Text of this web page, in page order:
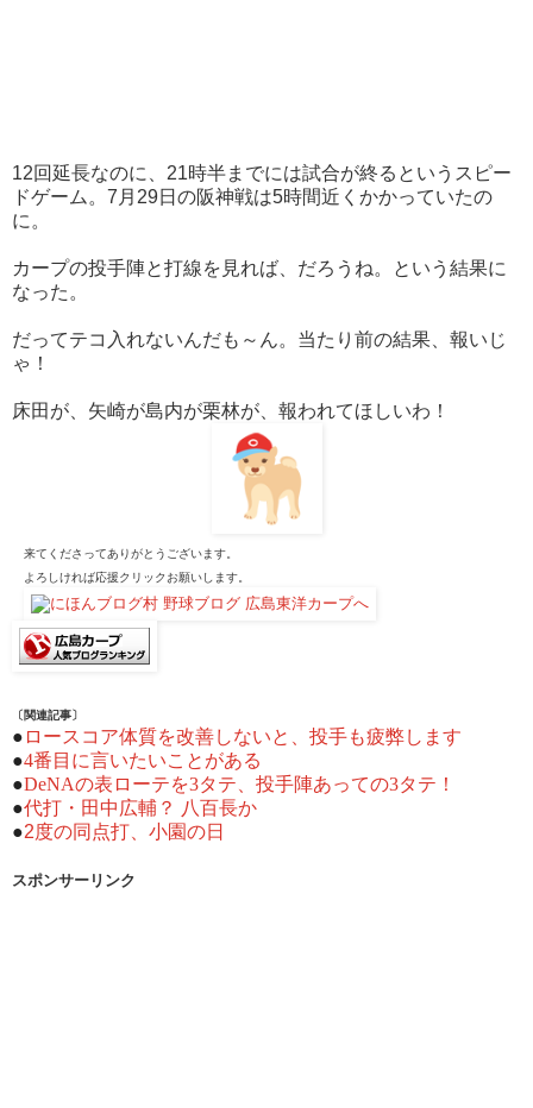
12回延長なのに、21時半までには試合が終るというスピー
ドゲーム。7月29日の阪神戦は5時間近くかかっていたの
に。
カープの投手陣と打線を見れば、だろうね。という結果に
なった。
だってテコ入れないんだも～ん。当たり前の結果、報いじ
ゃ！
床田が、矢崎が島内が栗林が、報われてほしいわ！
来てくださってありがとうございます。
よろしければ応援クリックお願いします。
〔関連記事〕
● ロースコア体質を改善しないと、投手も疲弊します
●4番目に言いたいことがある
●DeNAの表ローテを3タテ、投手陣あっての3タテ！
●代打・田中広輔？ 八百長か
●2度の同点打、小園の日
スポンサーリンク